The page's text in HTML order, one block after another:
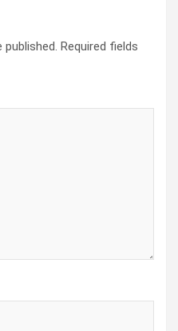
published. Required fields